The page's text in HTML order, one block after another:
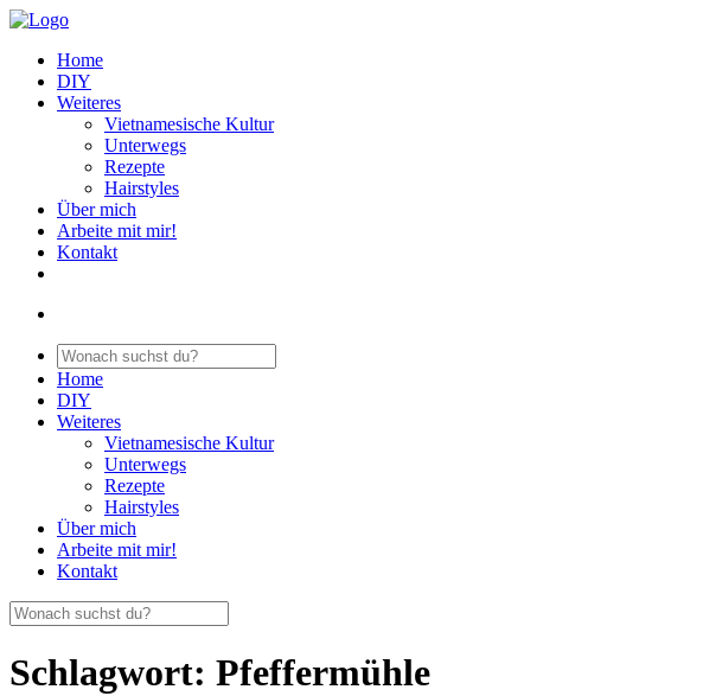
Home
DIY
Weiteres
Vietnamesische Kultur
Unterwegs
Rezepte
Hairstyles
Über mich
Arbeite mit mir!
Kontakt
Home
DIY
Weiteres
Vietnamesische Kultur
Unterwegs
Rezepte
Hairstyles
Über mich
Arbeite mit mir!
Kontakt
Schlagwort: Pfeffermühle